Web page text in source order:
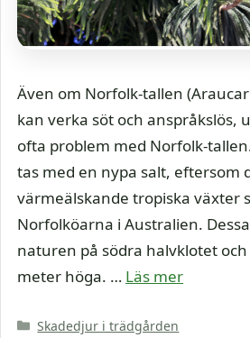
Även om Norfolk-tallen
kan verka söt och anspråkslös,
ofta problem med Norfolk-
tas med en nypa salt, eftersom
värmeälskande tropiska växter
Norfolköarna i Australien.
naturen på södra halvklotet
meter höga. … Läs mer
Kategorier
Skadedjur i trädgården